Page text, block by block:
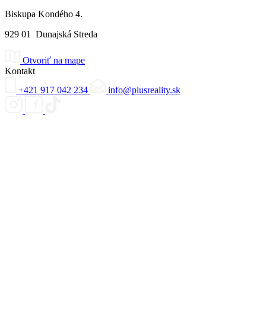
Biskupa Kondého 4.
929 01 Dunajská Streda
Otvoriť na mape
Kontakt
+421 917 042 234
info@plusreality.sk